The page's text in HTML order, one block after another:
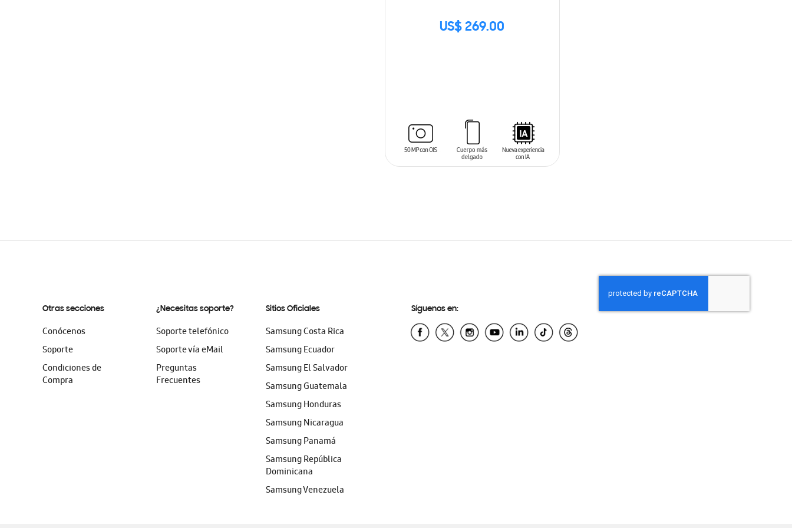
US$ 269.00
SIN
Otras secciones
Conócenos
Soporte
Condiciones de
Compra
¿Necesitas soporte?
Soporte telefónico
Soporte vía eMail
Preguntas
Frecuentes
Sitios Oficiales
Samsung Costa Rica
Samsung Ecuador
Samsung El Salvador
Samsung Guatemala
Samsung Honduras
Samsung Nicaragua
Samsung Panamá
Samsung República
Dominicana
Samsung Venezuela
Síguenos en: